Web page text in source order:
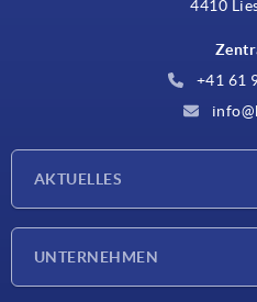
4410
+41 61
AKTUELLES
UNTERNEHMEN